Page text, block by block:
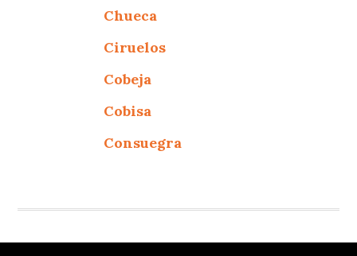
Chueca
Ciruelos
Cobeja
Cobisa
Consuegra